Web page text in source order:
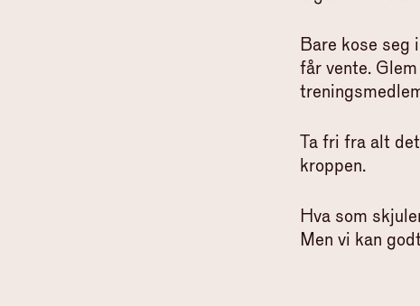
Bare kose seg
får vente.
Ta fri fra alt
kroppen.
Hva som
Men vi kan